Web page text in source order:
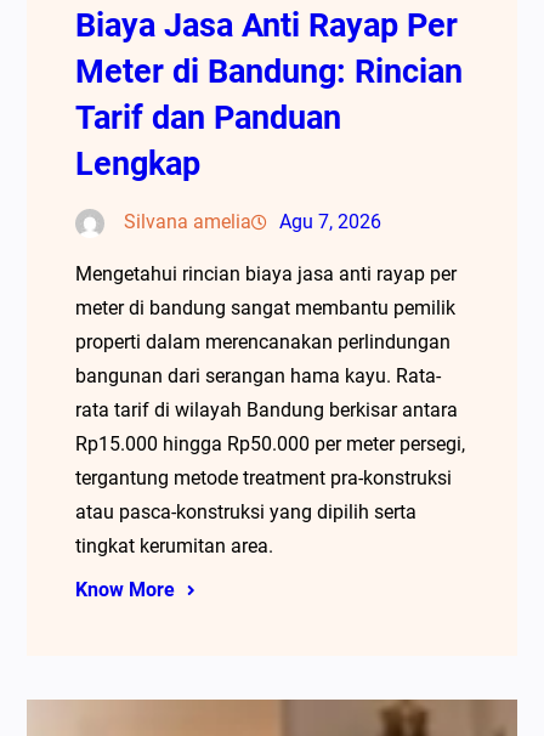
Biaya Jasa Anti Rayap Per
Meter di Bandung: Rincian
Tarif dan Panduan
Lengkap
Silvana amelia Agu 7, 2026
Mengetahui rincian biaya jasa anti rayap per
meter di bandung sangat membantu pemilik
properti dalam merencanakan perlindungan
bangunan dari serangan hama kayu. Rata-
rata tarif di wilayah Bandung berkisar antara
Rp15.000 hingga Rp50.000 per meter persegi,
tergantung metode treatment pra-konstruksi
atau pasca-konstruksi yang dipilih serta
tingkat kerumitan area.
Know More